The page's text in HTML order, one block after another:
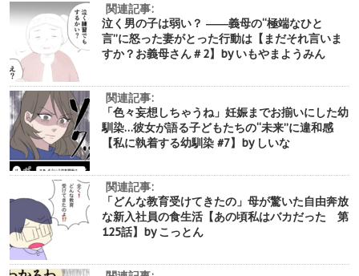
関連記事:
泣く男の子は弱い？ ――義母の“極端なひと
言”に怒った妻がとった行動は【まだそれ言いま
すか？お義母さん＃2】by いもやまようみん
関連記事:
「色々妄想しちゃうね」妊娠までお揃いにした幼
馴染…彼女が語る子どもたちの“未来”に違和感
【私に執着する幼馴染 #7】by しいな
関連記事:
「どんな教育受けてきたの」母が驚いた自由奔放
な新入社員の食生活【あの頃私はバカだった 第
125話】by こっとん